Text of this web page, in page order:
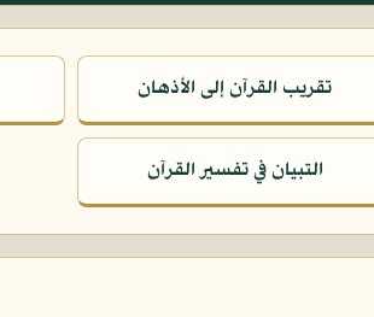
تقريب القرآن إلى الأذهان
التبيان في تفسير القرآن